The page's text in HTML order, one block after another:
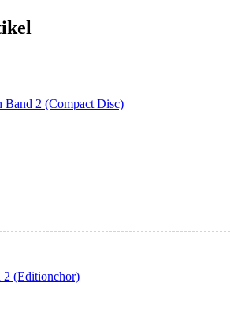
Band 2 (Compact Disc)
2 (Editionchor)